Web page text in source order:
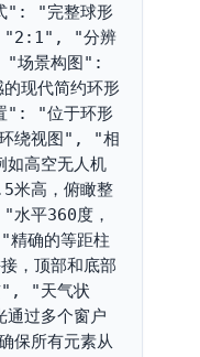
": "完整球形
"2:1", "分辨
场景构图":
现代简约环形
": "位于环形
环绕视图", "相
高空无人机
米高，俯瞰整
平360度，
确的等距柱
，顶部和底部
", "天气状
过多个窗户
所有元素从